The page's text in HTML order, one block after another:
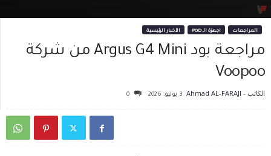
المراجعات اجهزة الـ POD الأخبار الرئيسية
مراجعة بود Argus G4 Mini من شركة
Voopoo
الكاتب - Ahmad AL-FARAJI 3 يوليو، 2026 0